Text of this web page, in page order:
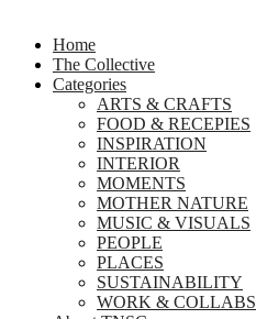
Home
The Collective
Categories
ARTS & CRAFTS
FOOD & RECEPIES
INSPIRATION
INTERIOR
MOMENTS
MOTHER NATURE
MUSIC & VISUALS
PEOPLE
PLACES
SUSTAINABILITY
WORK & COLLABS